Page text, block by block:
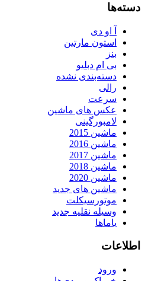
دسته‌ها
آ او دی
استون مارتین
بنز
بی ام دبلیو
دسته‌بندی نشده
رالی
سرعت
عکس های ماشین
لامبورگینی
ماشین 2015
ماشین 2016
ماشین 2017
ماشین 2018
ماشین 2020
ماشین های جدید
موتورسیکلت
وسیله نقلیه جدید
یاماها
اطلاعات
ورود